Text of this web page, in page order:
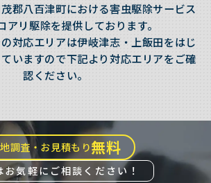
郡八百津町における害虫駆除サービス
アリ駆除を提供しております。
対応エリアは伊岐津志・上飯田をはじ
いますので下記より対応エリアをご確
認ください。
調査・お見積もり無料
お気軽にご相談ください！